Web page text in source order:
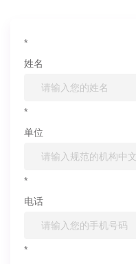
*
姓名
*
单位
*
电话
*